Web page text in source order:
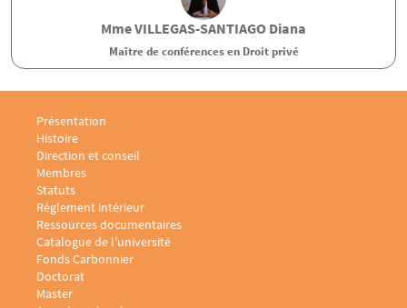
MmeVILLEGAS-SANTIAGO Diana
Maître de conférences en Droit privé
Menu footer Laboratoire sociologie juridique 1
Présentation
Histoire
Direction et conseil
Membres
Statuts
Règlement intérieur
Menu footer Laboratoire sociologie juridique 2
Ressources documentaires
Catalogue de l'université
Fonds Carbonnier
Menu footer Laboratoire sociologie juridique 3
Doctorat
Master